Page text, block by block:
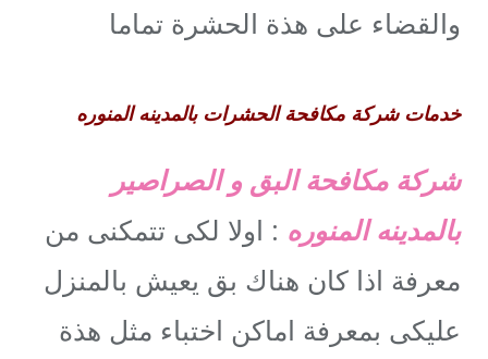
والقضاء على هذة الحشرة تماما
خدمات شركة مكافحة الحشرات بالمدينه المنوره
شركة مكافحة البق و الصراصير
بالمدينه المنوره : اولا لكى تتمكنى من
معرفة اذا كان هناك بق يعيش بالمنزل
عليكى بمعرفة اماكن اختباء مثل هذة